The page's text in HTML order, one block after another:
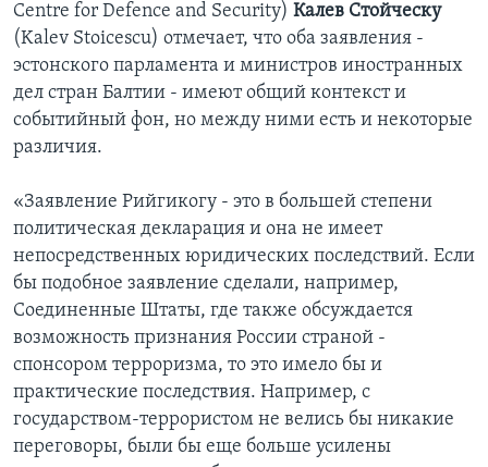
Centre for Defence and Security) Калев Стойческу
(Kalev Stoicescu) отмечает, что оба заявления -
эстонского парламента и министров иностранных
дел стран Балтии - имеют общий контекст и
событийный фон, но между ними есть и некоторые
различия.
«Заявление Рийгикогу - это в большей степени
политическая декларация и она не имеет
непосредственных юридических последствий. Если
бы подобное заявление сделали, например,
Соединенные Штаты, где также обсуждается
возможность признания России страной -
спонсором терроризма, то это имело бы и
практические последствия. Например, с
государством-террористом не велись бы никакие
переговоры, были бы еще больше усилены